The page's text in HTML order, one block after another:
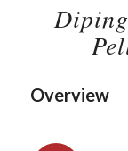
Overview